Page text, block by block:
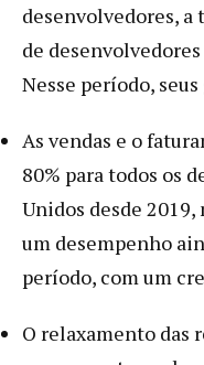
desenvolvedores, a
de
Nesse período,
As vendas e o
80% para todos os
Unidos desde
um desempenho
período, com um
O relaxamento das